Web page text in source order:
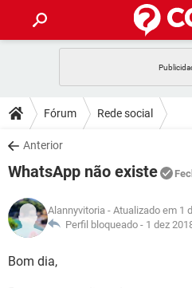
CELULAR
OUTLOOK
INSTAGRAM
GUIA DE COMPRAS
DICAS
JOGOS
INSTAGRAM
GUIA DE COMPRAS
DOWNLOADS
JOGOS
CELULAR
OUTLOOK
INSTAGRAM
JOGOS
CELULAR
OUTLOOK
GLOSSÁRIO
JOGOS
Fórum Rede social
Anterior
WhatsApp não existe
Alannyvitoria - Atualizado em 1
Perfil bloqueado - 1 dez
Bom dia,